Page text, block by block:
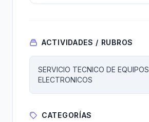
ACTIVIDADES / RUBROS
SERVICIO TECNICO DE EQUIPOS
ELECTRONICOS
CATEGORÍAS